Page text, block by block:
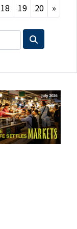
18 19 20 »Next